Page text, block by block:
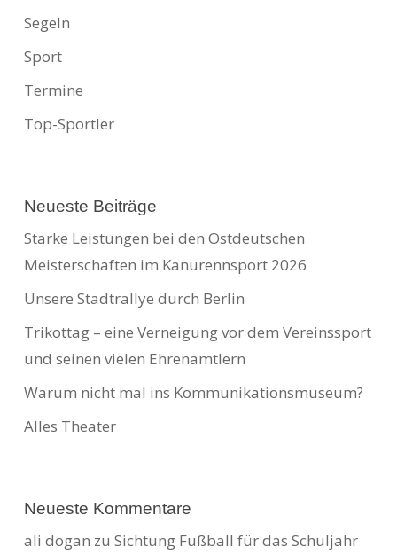
Segeln
Sport
Termine
Top-Sportler
Neueste Beiträge
Starke Leistungen bei den Ostdeutschen
Meisterschaften im Kanurennsport 2026
Unsere Stadtrallye durch Berlin
Trikottag – eine Verneigung vor dem Vereinssport
und seinen vielen Ehrenamtlern
Warum nicht mal ins Kommunikationsmuseum?
Alles Theater
Neueste Kommentare
ali dogan zu Sichtung Fußball für das Schuljahr